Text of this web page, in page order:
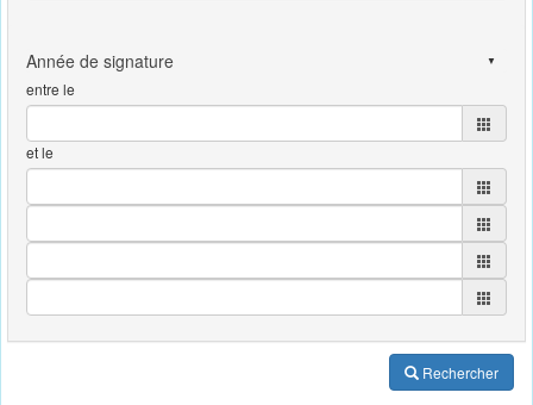
entre le
et le
Rechercher